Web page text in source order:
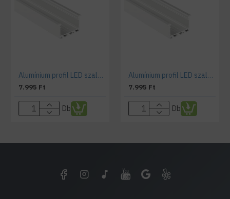
Alumínium profil LED szalaghoz , süllyeszthető , ezüst eloxált , széles , INSO , MATT fedővel
7.995 Ft
Db
Alumínium profil LED szalaghoz , süllyeszthető , ezüst eloxált , széles , INSO , VÍZTISZTA fedővel
7.995 Ft
Db